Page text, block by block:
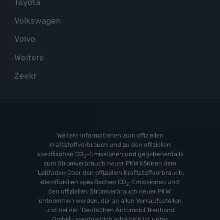
anzeigen
Skoda
anzeigen
Suzuki
anzeigen
Toyota
Alle
Fahrzeuge
Toyota
anzeigen
Volkswagen
Alle
Fahrzeuge
Volkswagen
anzeigen
Volvo
Alle
Fahrzeuge
Volvo
Weitere
Alle
Fahrzeuge
Zeekr
Alle
Weitere Informationen zum offiziellen
Kraftstoffverbrauch und zu den offiziellen
spezifischen CO2-Emissionen und gegebenenfalls
zum Stromverbrauch neuer PKW können dem
'Leitfaden über den offiziellen Kraftstoffverbrauch,
die offiziellen spezifischen CO2-Emissionen und
den offiziellen Stromverbrauch neuer PKW'
entnommen werden, der an allen Verkaufsstellen
und bei der 'Deutschen Automobil Treuhand